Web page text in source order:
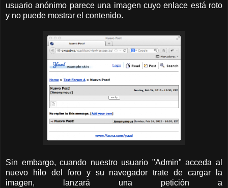
usuario anónimo parece una imagen cuyo enlace está roto
y no puede mostrar el contenido.
Sin embargo, cuando nuestro usuario "Admin" acceda al
nuevo hilo del foro y su navegador trate de cargar la
imagen, lanzará una petición a